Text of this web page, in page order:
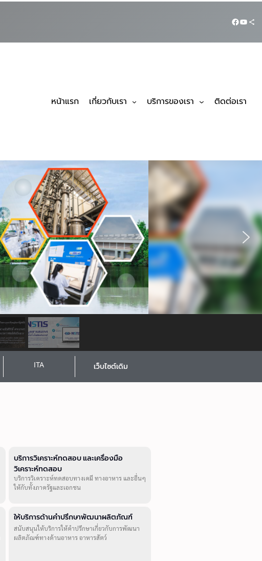
หน้าแรก เกี่ยวกับเรา บริการของเรา ติดต่อเรา
ITA เว็บไซต์เดิม
บริการวิเคราะห์ทดสอบ และเครื่องมือ
วิเคราะห์ทดสอบ
บริการวิเคราะห์ทดสอบทางเคมี ทางอาหาร และอื่นๆ
ให้กับทั้งภาครัฐและเอกชน
ให้บริการด้านคำปรึกษาพัฒนาผลิตภัณฑ์
สนับสนุนให้บริการให้คำปรึกษาเกี่ยวกับการพัฒนา
ผลิตภัณฑ์ทางด้านอาหาร อาหารสัตว์